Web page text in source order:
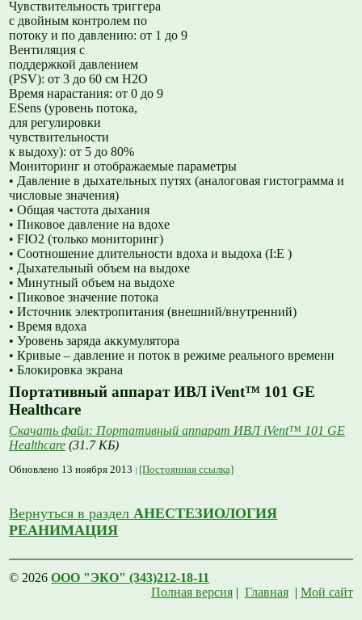
Чувствительность триггера
с двойным контролем по
потоку и по давлению: от 1 до 9
Вентиляция c
поддержкой давлением
(PSV): от 3 до 60 см H2O
Время нарастания: от 0 до 9
ESens (уровень потока,
для регулировки
чувствительности
к выдоху): от 5 до 80%
Мониторинг и отображаемые параметры
• Давление в дыхательных путях (аналоговая гистограмма и
числовые значения)
• Общая частота дыхания
• Пиковое давление на вдохе
• FIO2 (только мониторинг)
• Соотношение длительности вдоха и выдоха (I:E )
• Дыхательный объем на выдохе
• Минутный объем на выдохе
• Пиковое значение потока
• Источник электропитания (внешний/внутренний)
• Время вдоха
• Уровень заряда аккумулятора
• Кривые – давление и поток в режиме реального времени
• Блокировка экрана
Портативный аппарат ИВЛ iVent™ 101 GE
Healthcare
Скачать файл: Портативный аппарат ИВЛ iVent™ 101 GE
Healthcare (31.7 КБ)
Обновлено 13 ноября 2013 [Постоянная ссылка]
Вернуться в разделАНЕСТЕЗИОЛОГИЯ
РЕАНИМАЦИЯ
© 2026ООО "ЭКО" (343)212-18-11
Полная версия| Главная| Мой сайт